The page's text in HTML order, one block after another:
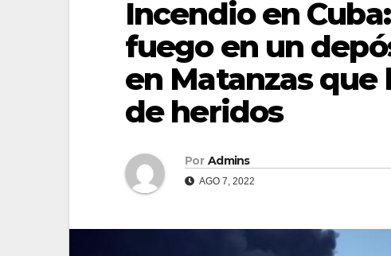
Incendio en
fuego en un
en Matanzas que
de heridos
Por Admins
AGO 7, 2022